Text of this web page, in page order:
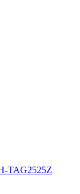
TAG2525Z